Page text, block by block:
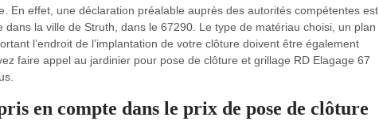
En effet, une déclaration préalable auprès des autorités compétentes est
la ville de Struth, dans le 67290. Le type de matériau choisi, un plan
l’endroit de l’implantation de votre clôture doivent être également
faire appel au jardinier pour pose de clôture et grillage RD Elagage 67
en compte dans le prix de pose de clôture